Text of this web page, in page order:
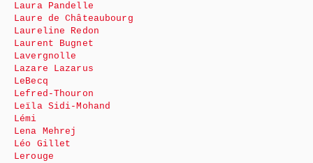
Laura Pandelle
Laure de Châteaubourg
Laureline Redon
Laurent Bugnet
Lavergnolle
Lazare Lazarus
LeBecq
Lefred-Thouron
Leïla Sidi-Mohand
Lémi
Lena Mehrej
Léo Gillet
Lerouge